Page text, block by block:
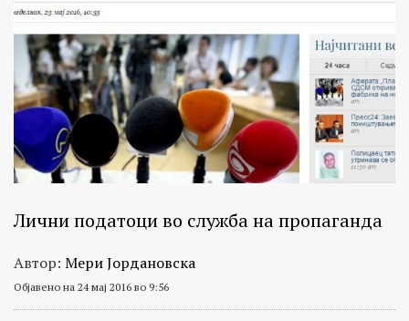
Лични податоци во служба на пропаганда
Автор: Мери Јордановска
Објавено на 24 мај 2016 во 9:56